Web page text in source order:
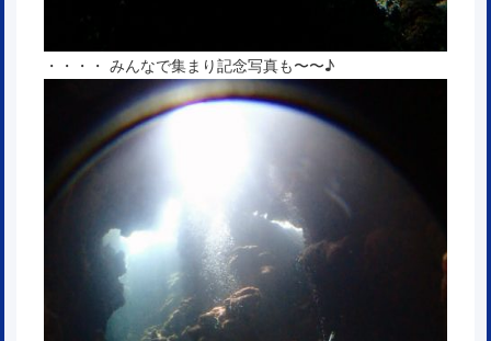
・・・・ みんなで集まり記念写真も〜〜♪